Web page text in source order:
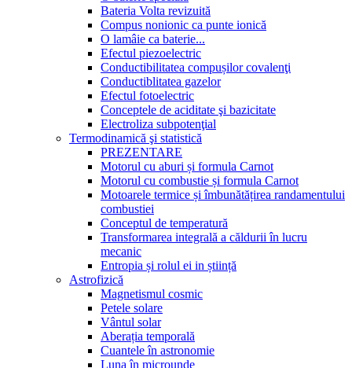
Bateria Volta revizuită
Compus nonionic ca punte ionică
O lamâie ca baterie...
Efectul piezoelectric
Conductibilitatea compușilor covalenţi
Conductiblitatea gazelor
Efectul fotoelectric
Conceptele de aciditate şi bazicitate
Electroliza subpotenţial
Termodinamică şi statistică
PREZENTARE
Motorul cu aburi și formula Carnot
Motorul cu combustie și formula Carnot
Motoarele termice și îmbunătățirea randamentului
combustiei
Conceptul de temperatură
Transformarea integrală a căldurii în lucru
mecanic
Entropia și rolul ei in știință
Astrofizică
Magnetismul cosmic
Petele solare
Vântul solar
Aberația temporală
Cuantele în astronomie
Luna în microunde